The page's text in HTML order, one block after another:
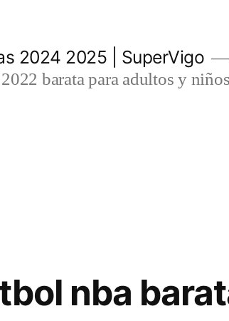
2024 2025 | SuperVigo
barata para adultos y
nba